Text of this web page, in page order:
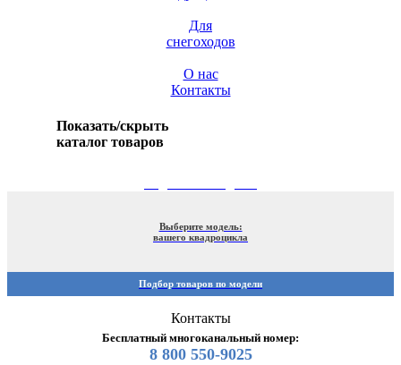
Для
снегоходов
О нас
Контакты
Показать/скрыть
каталог товаров
Выберите модель:
вашего квадроцикла
Подбор товаров по модели
Контакты
Бесплатный многоканальный номер:
8 800 550-9025